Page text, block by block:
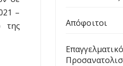
–
της
Απόφοιτοι